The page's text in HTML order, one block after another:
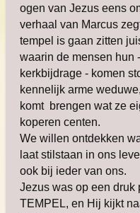
ogen van Jezus eens
verhaal van Marcus
tempel is gaan zitten
waarin de mensen hun
kerkbijdrage - komen
kennelijk arme
komt brengen wat ze
koperen centen.
We willen ontdekken
laat stilstaan in ons
ook bij ieder van ons.
Jezus was op een druk
TEMPEL, en Hij kijkt